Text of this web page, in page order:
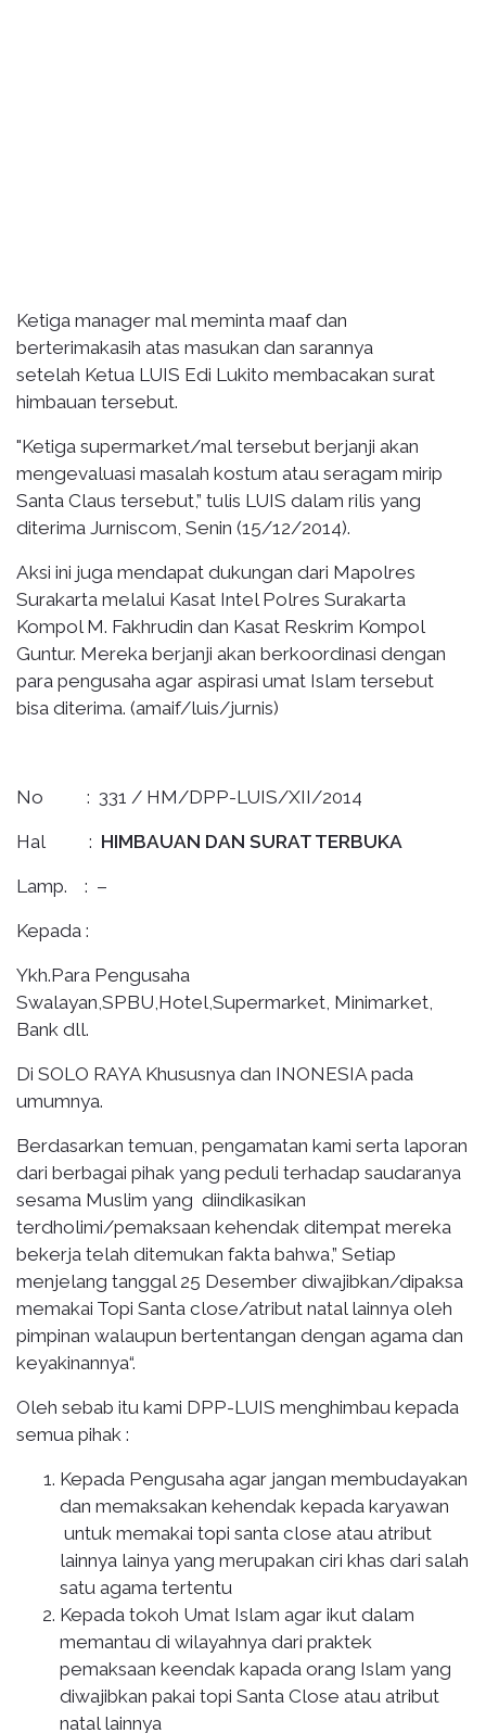
Ketiga manager mal meminta maaf dan
berterimakasih atas masukan dan sarannya
setelah Ketua LUIS Edi Lukito membacakan surat
himbauan tersebut.
"Ketiga supermarket/mal tersebut berjanji akan
mengevaluasi masalah kostum atau seragam mirip
Santa Claus tersebut,” tulis LUIS dalam rilis yang
diterima Jurniscom, Senin (15/12/2014).
Aksi ini juga mendapat dukungan dari Mapolres
Surakarta melalui Kasat Intel Polres Surakarta
Kompol M. Fakhrudin dan Kasat Reskrim Kompol
Guntur. Mereka berjanji akan berkoordinasi dengan
para pengusaha agar aspirasi umat Islam tersebut
bisa diterima. (amaif/luis/jurnis)
No : 331 / HM/DPP-LUIS/XII/2014
Hal : HIMBAUAN DAN SURAT TERBUKA
Lamp. : –
Kepada :
Ykh.Para Pengusaha
Swalayan,SPBU,Hotel,Supermarket, Minimarket,
Bank dll.
Di SOLO RAYA Khususnya dan INONESIA pada
umumnya.
Berdasarkan temuan, pengamatan kami serta laporan
dari berbagai pihak yang peduli terhadap saudaranya
sesama Muslim yang diindikasikan
terdholimi/pemaksaan kehendak ditempat mereka
bekerja telah ditemukan fakta bahwa,” Setiap
menjelang tanggal 25 Desember diwajibkan/dipaksa
memakai Topi Santa close/atribut natal lainnya oleh
pimpinan walaupun bertentangan dengan agama dan
keyakinannya“.
Oleh sebab itu kami DPP-LUIS menghimbau kepada
semua pihak :
Kepada Pengusaha agar jangan membudayakan
dan memaksakan kehendak kepada karyawan
untuk memakai topi santa close atau atribut
lainnya lainya yang merupakan ciri khas dari salah
satu agama tertentu
Kepada tokoh Umat Islam agar ikut dalam
memantau di wilayahnya dari praktek
pemaksaan keendak kapada orang Islam yang
diwajibkan pakai topi Santa Close atau atribut
natal lainnya